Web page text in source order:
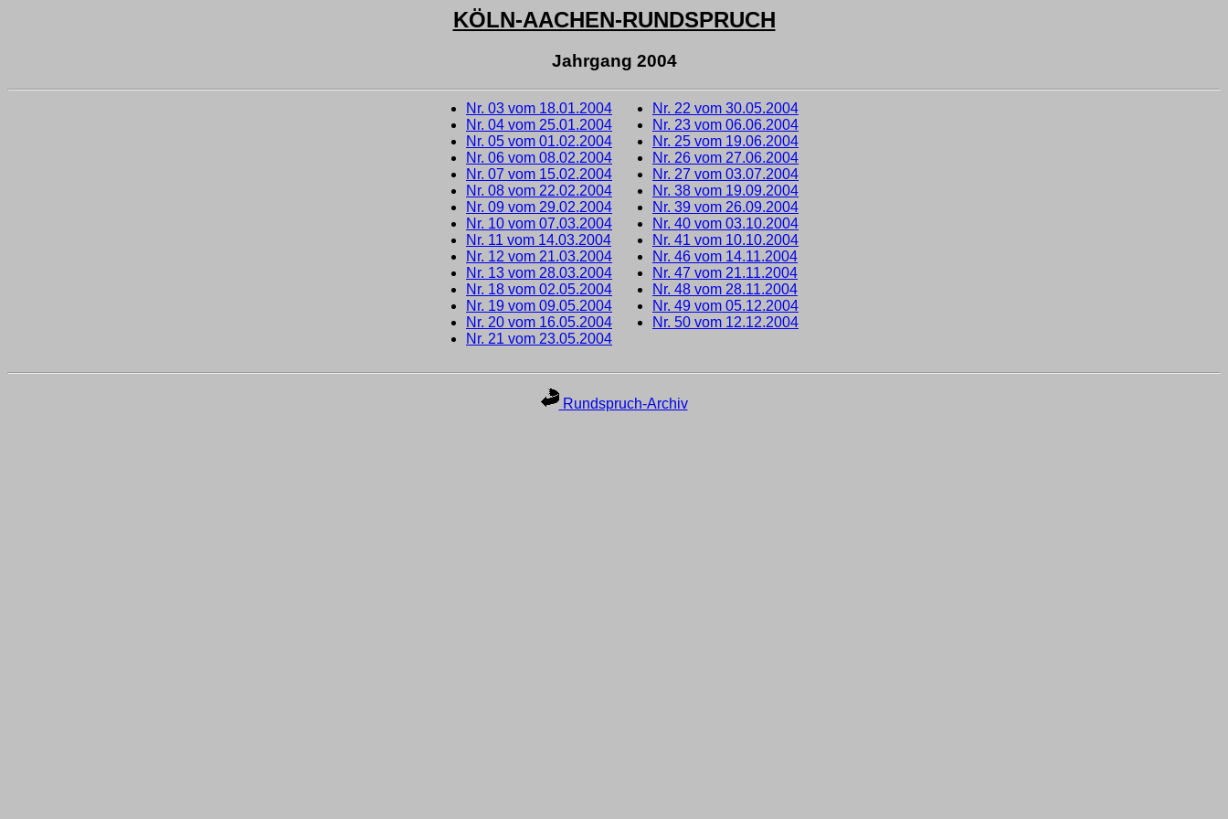
KÖLN-AACHEN-RUNDSPRUCH
Jahrgang 2004
Nr. 03 vom 18.01.2004
Nr. 04 vom 25.01.2004
Nr. 05 vom 01.02.2004
Nr. 06 vom 08.02.2004
Nr. 07 vom 15.02.2004
Nr. 08 vom 22.02.2004
Nr. 09 vom 29.02.2004
Nr. 10 vom 07.03.2004
Nr. 11 vom 14.03.2004
Nr. 12 vom 21.03.2004
Nr. 13 vom 28.03.2004
Nr. 18 vom 02.05.2004
Nr. 19 vom 09.05.2004
Nr. 20 vom 16.05.2004
Nr. 21 vom 23.05.2004
Nr. 22 vom 30.05.2004
Nr. 23 vom 06.06.2004
Nr. 25 vom 19.06.2004
Nr. 26 vom 27.06.2004
Nr. 27 vom 03.07.2004
Nr. 38 vom 19.09.2004
Nr. 39 vom 26.09.2004
Nr. 40 vom 03.10.2004
Nr. 41 vom 10.10.2004
Nr. 46 vom 14.11.2004
Nr. 47 vom 21.11.2004
Nr. 48 vom 28.11.2004
Nr. 49 vom 05.12.2004
Nr. 50 vom 12.12.2004
Rundspruch-Archiv